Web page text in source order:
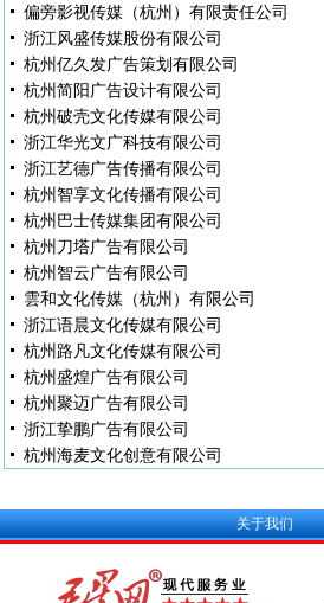
偏旁影视传媒（杭州）有限责任公司
浙江风盛传媒股份有限公司
杭州亿久发广告策划有限公司
杭州简阳广告设计有限公司
杭州破壳文化传媒有限公司
浙江华光文广科技有限公司
浙江艺德广告传播有限公司
杭州智享文化传播有限公司
杭州巴士传媒集团有限公司
杭州刀塔广告有限公司
杭州智云广告有限公司
雲和文化传媒（杭州）有限公司
浙江语晨文化传媒有限公司
杭州路凡文化传媒有限公司
杭州盛煌广告有限公司
杭州聚迈广告有限公司
浙江挚鹏广告有限公司
杭州海麦文化创意有限公司
关于我们